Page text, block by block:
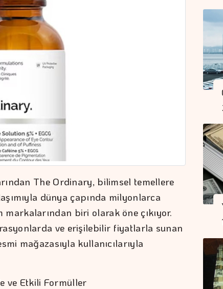
The Ordinary, bilimsel temellere
dünya çapında milyonlarca
markalarından biri olarak öne çıkıyor.
ve erişilebilir fiyatlarla sunan
mağazasıyla kullanıcılarıyla
ve Etkili Formüller